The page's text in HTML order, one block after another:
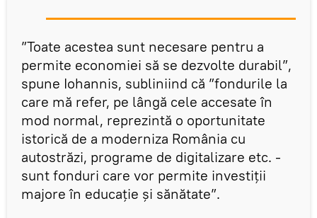
”Toate acestea sunt necesare pentru a
permite economiei să se dezvolte durabil”,
spune Iohannis, subliniind că ”fondurile la
care mă refer, pe lângă cele accesate în
mod normal, reprezintă o oportunitate
istorică de a moderniza România cu
autostrăzi, programe de digitalizare etc. -
sunt fonduri care vor permite investiții
majore în educație și sănătate”.